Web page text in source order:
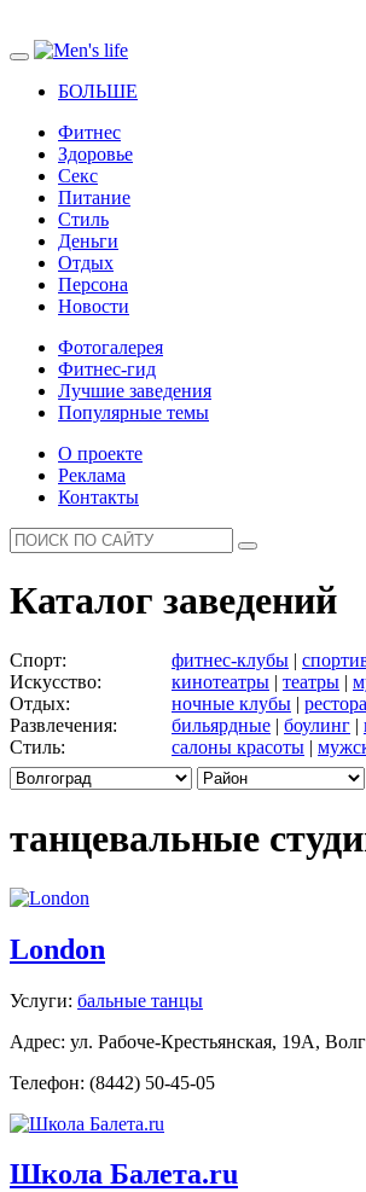
БОЛЬШЕ
Фитнес
Здоровье
Секс
Питание
Стиль
Деньги
Отдых
Персона
Новости
Фотогалерея
Фитнес-гид
Лучшие заведения
Популярные темы
О проекте
Реклама
Контакты
Каталог заведений
Спорт: фитнес-клубы |
Искусство:
кинотеатры | театры |
Отдых:
ночные клубы |
Развлечения:
бильярдные | боулинг |
Стиль:
салоны красоты |
танцевальные
London
Услуги: бальные танцы
Адрес: ул. Рабоче-Крестьянская, 19А,
Телефон: (8442) 50-45-05
Школа Балета.ru